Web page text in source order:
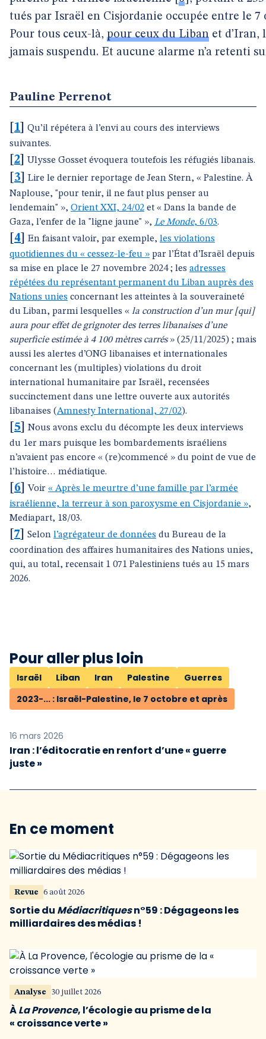
tués par Israël en Cisjordanie occupée entre le 7
Pour tous ceux-là, pour ceux du Liban et d’Iran,
jamais suspendu. Et aucune alarme n’a retenti
Pauline Perrenot
1
Qu’il répétera à l’envi au cours des interviews
suivantes.
2 Ulysse Gosset évoquera toutefois les réfugiés libanais.
3
Lire le dernier reportage de Jean Stern, « Palestine. À
Naplouse, "pour tenir, il ne faut plus penser au
lendemain" », Orient XXI, 24/02 et « Dans la bande de
Gaza, l’enfer de la "ligne jaune" », Le Monde, 6/03.
4 En faisant valoir, par exemple, les violations
quotidiennes du « cessez-le-feu » par l’État d’Israël depuis
sa mise en place le 27 novembre 2024 ; les adresses
répétées du représentant permanent du Liban auprès des
Nations unies concernant les atteintes à la souveraineté
du Liban, parmi lesquelles « la construction d’un mur [qui]
aura pour effet de grignoter des terres libanaises d’une
superficie estimée à 4 100 mètres carrés» (25/11/2025) ; mais
aussi les alertes d’ONG libanaises et internationales
concernant les (multiples) violations du droit
international humanitaire par Israël, recensées
succinctement dans une lettre ouverte aux autorités
libanaises (Amnesty International, 27/02).
5
Nous avons exclu du décompte les deux interviews
du 1er mars puisque les bombardements israéliens
n’avaient pas encore « (re)commencé » du point de vue de
l’histoire… médiatique.
6 ]Voir « Après le meurtre d’une famille par l’armée
israélienne, la terreur à son paroxysme en Cisjordanie »,
Mediapart, 18/03.
7 Selon l’agrégateur de données du Bureau de la
coordination des affaires humanitaires des Nations unies,
qui, au total, recensait 1 071 Palestiniens tués au 15 mars
2026.
Pour aller plus loin
Israël Liban Iran Palestine
Guerres
2023-... : Israël-Palestine, le 7 octobre et après
16 mars 2026
Iran : l’éditocratie en renfort d’une « guerre
juste »
En ce moment
Revue 6 août 2026
Sortie du Médiacritiquesn°59 : Dégageons les
milliardaires des médias !
Analyse 30 juillet 2026
ÀLa Provence, l’écologie au prisme de la
« croissance verte »